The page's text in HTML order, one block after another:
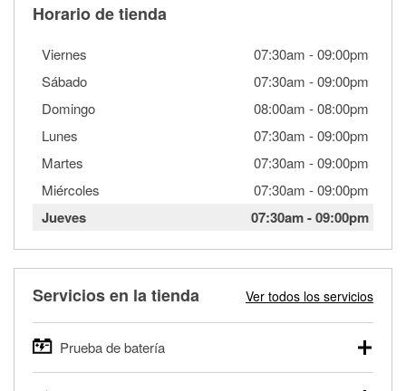
Horario de tienda
Viernes 07:30am -09:00pm
Sábado
07:30am -09:00pm
Domingo
08:00am -08:00pm
Lunes
07:30am -09:00pm
Martes
07:30am -09:00pm
Miércoles
07:30am -09:00pm
Jueves 07:30am-09:00pm
Servicios en la tienda Ver todos los servicios
Prueba de batería